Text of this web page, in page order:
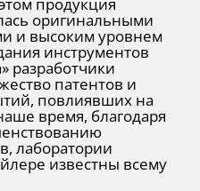
оригинальными
и высоким уровнем
инструментов
разработчики
патентов и
повлиявших на
время, благодаря
лаборатории
известны всему